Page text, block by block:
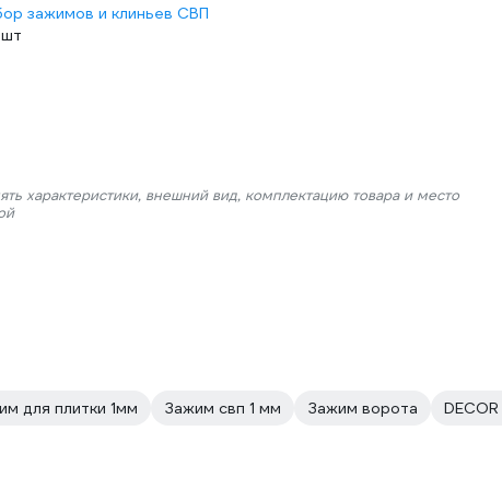
зажимов и клиньев СВП
характеристики, внешний вид, комплектацию товара и место
для плитки 1мм Зажим свп 1 мм Зажим ворота